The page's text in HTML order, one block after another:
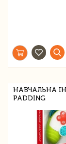
НАВЧАЛЬНА
PADDING